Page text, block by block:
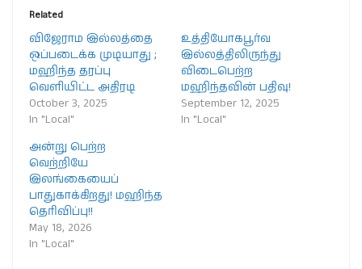
Related
விஜேராம இல்லத்தை
ஒப்படைக்க முடியாது ;
மஹிந்த தரப்பு
வெளியிட்ட அதிரடி
October 3, 2025
In "Local"
உத்தியோகபூர்வ
இல்லத்திலிருந்து
விடைபெற்ற
மஹிந்தவின் பதிவு!
September 12, 2025
In "Local"
அன்று பெற்ற
வெற்றியே
இலங்கையைப்
பாதுகாக்கிறது! மஹிந்த
தெரிவிப்பு!!
May 18, 2026
In "Local"